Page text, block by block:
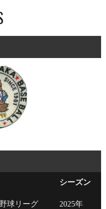
シーズン
球リーグ 2025年